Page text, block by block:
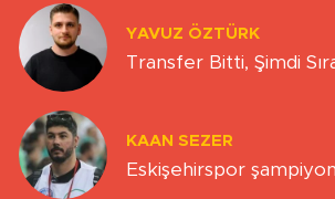
YAVUZ ÖZTÜRK
Transfer Bitti, Şimdi
KAAN SEZER
Eskişehirspor